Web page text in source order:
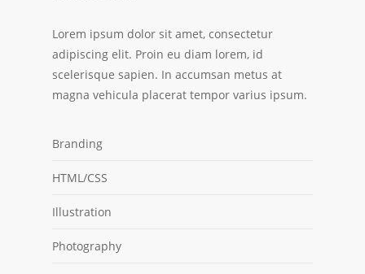
Lorem ipsum dolor sit amet, consectetur
adipiscing elit. Proin eu diam lorem, id
scelerisque sapien. In accumsan metus at
magna vehicula placerat tempor varius ipsum.
Branding
HTML/CSS
Illustration
Photography